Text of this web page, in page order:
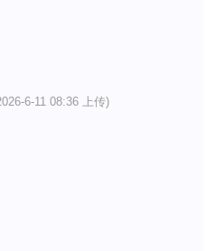
6-11 08:36 上传)